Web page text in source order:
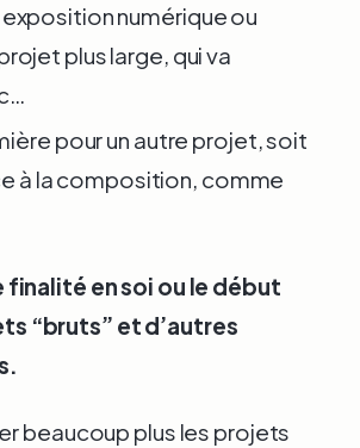
numérique ou
plus large, qui va
pour un autre projet, soit
à la composition, comme
en soi ou le début
“bruts” et d’autres
beaucoup plus les projets